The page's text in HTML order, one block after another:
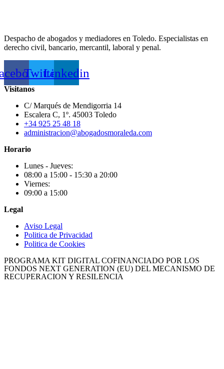
Despacho de abogados y mediadores en Toledo. Especialistas en
derecho civil, bancario, mercantil, laboral y penal.
TwitterLinkedin
Visitanos
C/ Marqués de Mendigorria 14
Escalera C, 1º. 45003 Toledo
+34 925 25 48 18
administracion@abogadosmoraleda.com
Horario
Lunes - Jueves:
08:00 a 15:00 - 15:30 a 20:00
Viernes:
09:00 a 15:00
Legal
Aviso Legal
Politica de Privacidad
Politica de Cookies
PROGRAMA KIT DIGITAL COFINANCIADO POR LOS
FONDOS NEXT GENERATION (EU) DEL MECANISMO DE
RECUPERACION Y RESILENCIA